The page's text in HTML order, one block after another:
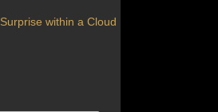
Surprise within a Cloud